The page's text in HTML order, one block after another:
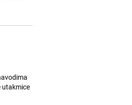
utakmice